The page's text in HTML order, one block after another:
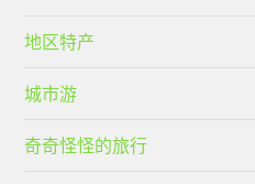
地区特产
城市游
奇奇怪怪的旅行